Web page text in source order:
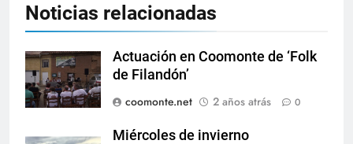
Noticias relacionadas
Actuación en Coomonte de ‘Folk
de Filandón’
coomonte.net
2 años atrás 0
Miércoles de invierno